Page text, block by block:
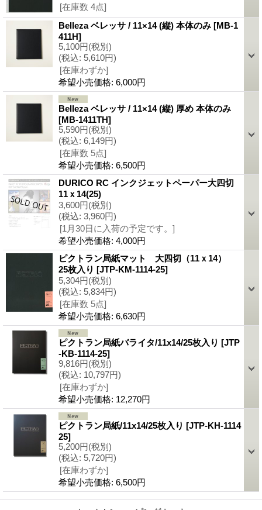
[在庫数 4点]
Belleza ベレッサ / 11×14 (縦) 本体のみ [MB-1
411H]
5,100円(税別)
(税込: 5,610円)
[在庫わずか]
希望小売価格: 6,000円
Belleza ベレッサ / 11×14 (縦) 厚め 本体のみ
[MB-1411TH]
5,590円(税別)
(税込: 6,149円)
[在庫数 5点]
希望小売価格: 6,500円
DURICO RC インクジェットペーパー大四切
11ｘ14(25)
3,600円(税別)
(税込: 3,960円)
[1月30日に入荷の予定です。]
希望小売価格: 4,000円
ピクトラン局紙マット 大四切（11ｘ14）
25枚入り [JTP-KM-1114-25]
5,304円(税別)
(税込: 5,834円)
[在庫数 5点]
希望小売価格: 6,630円
ピクトラン局紙バライタ/11x14/25枚入り [JTP
-KB-1114-25]
9,816円(税別)
(税込: 10,797円)
[在庫わずか]
希望小売価格: 12,270円
ピクトラン局紙/11x14/25枚入り [JTP-KH-1114
25]
5,200円(税別)
(税込: 5,720円)
[在庫わずか]
希望小売価格: 6,500円